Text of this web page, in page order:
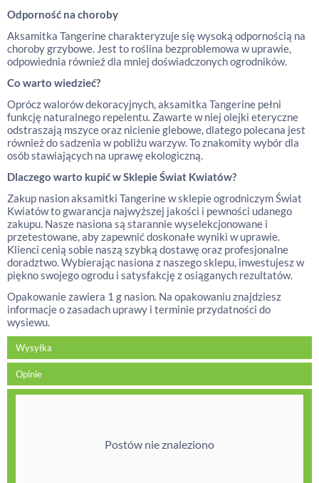
Odporność na choroby
Aksamitka Tangerine charakteryzuje się wysoką odpornością na
choroby grzybowe. Jest to roślina bezproblemowa w uprawie,
odpowiednia również dla mniej doświadczonych ogrodników.
Co warto wiedzieć?
Oprócz walorów dekoracyjnych, aksamitka Tangerine pełni
funkcję naturalnego repelentu. Zawarte w niej olejki eteryczne
odstraszają mszyce oraz nicienie glebowe, dlatego polecana jest
również do sadzenia w pobliżu warzyw. To znakomity wybór dla
osób stawiających na uprawę ekologiczną.
Dlaczego warto kupić w Sklepie Świat Kwiatów?
Zakup nasion aksamitki Tangerine w sklepie ogrodniczym Świat
Kwiatów to gwarancja najwyższej jakości i pewności udanego
zakupu. Nasze nasiona są starannie wyselekcjonowane i
przetestowane, aby zapewnić doskonałe wyniki w uprawie.
Klienci cenią sobie naszą szybką dostawę oraz profesjonalne
doradztwo. Wybierając nasiona z naszego sklepu, inwestujesz w
piękno swojego ogrodu i satysfakcję z osiąganych rezultatów.
Opakowanie zawiera 1 g nasion. Na opakowaniu znajdziesz
informacje o zasadach uprawy i terminie przydatności do
wysiewu.
Wysyłka
Opinie
Postów nie znaleziono